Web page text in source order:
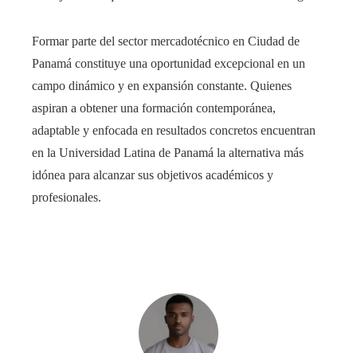
Formar parte del sector mercadotécnico en Ciudad de
Panamá constituye una oportunidad excepcional en un
campo dinámico y en expansión constante. Quienes
aspiran a obtener una formación contemporánea,
adaptable y enfocada en resultados concretos encuentran
en la Universidad Latina de Panamá la alternativa más
idónea para alcanzar sus objetivos académicos y
profesionales.